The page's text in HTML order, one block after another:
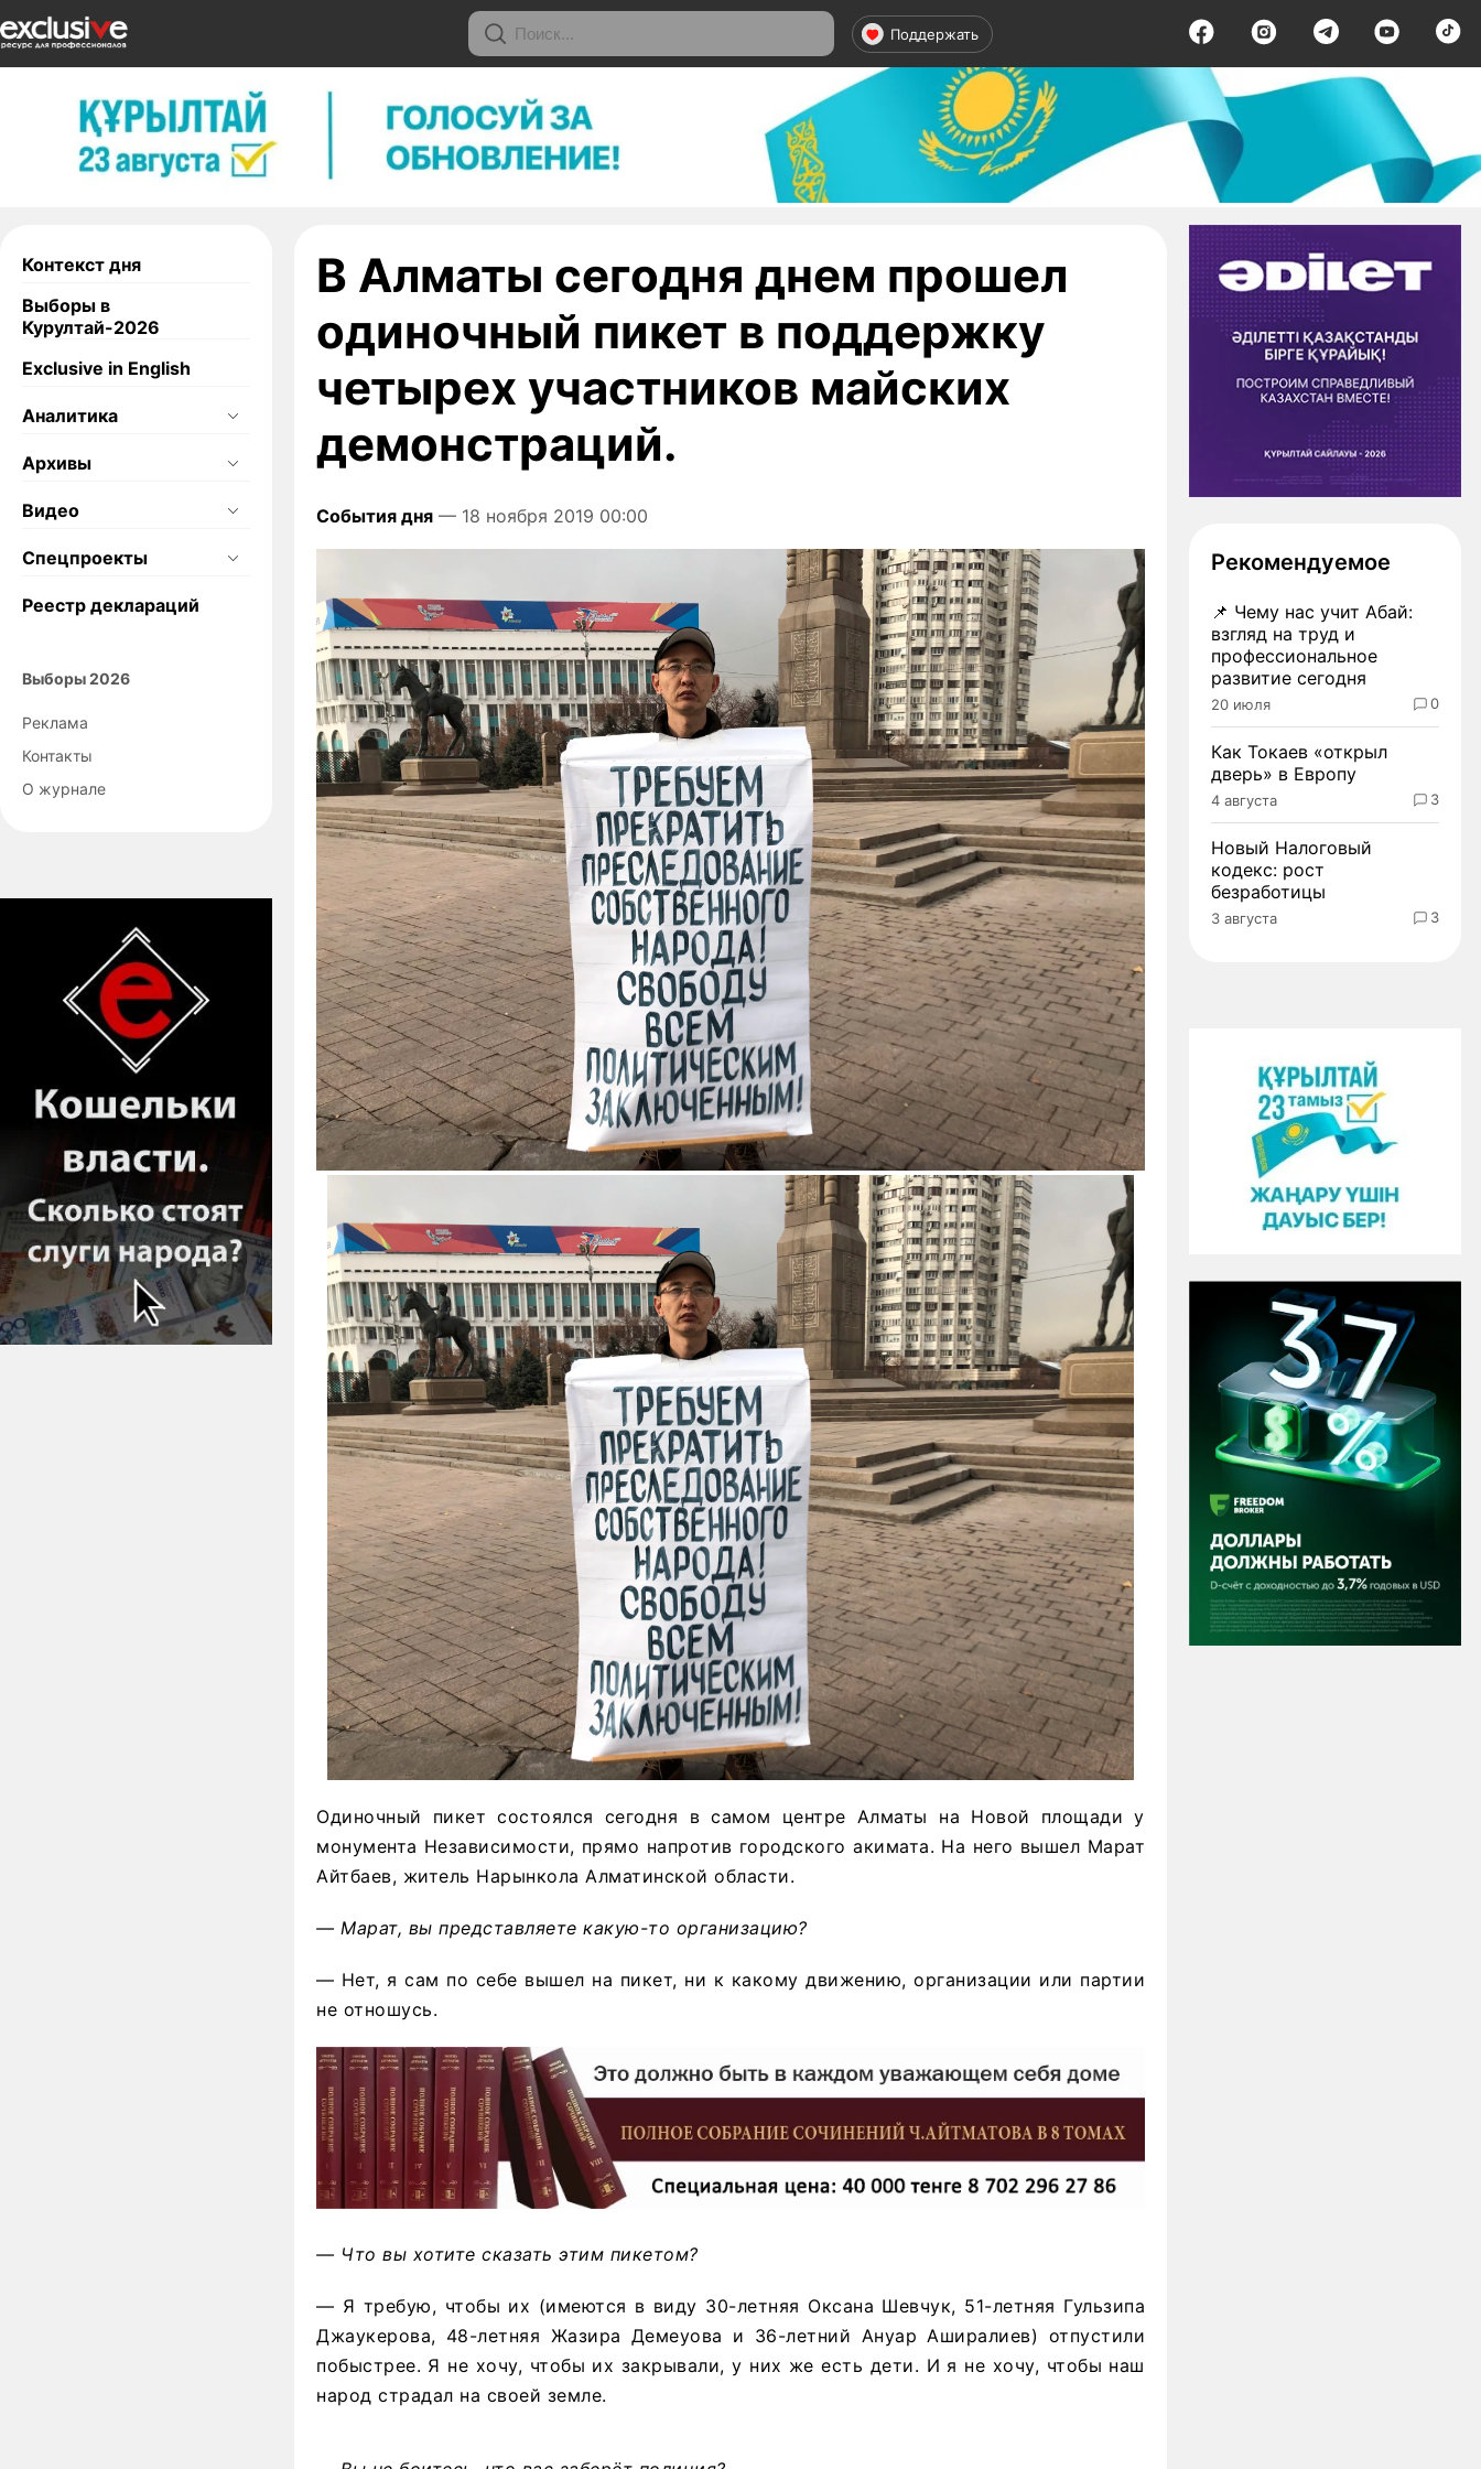
Поддержать
Контекст дня
Выборы в
Курултай-2026
Exclusive in English
Аналитика
Архивы
Видео
Спецпроекты
Реестр деклараций
Выборы 2026
Реклама
Контакты
О журнале
В Алматы сегодня днем прошел
одиночный пикет в поддержку
четырех участников майских
демонстраций.
События дня — 18 ноября 2019 00:00
Одиночный пикет состоялся сегодня в самом центре Алматы на Новой площади у
монумента Независимости, прямо напротив городского акимата. На него вышел Марат
Айтбаев, житель Нарынкола Алматинской области.
— Марат, вы представляете какую-то организацию?
— Нет, я сам по себе вышел на пикет, ни к какому движению, организации или партии
не отношусь.
— Что вы хотите сказать этим пикетом?
— Я требую, чтобы их (имеются в виду 30-летняя Оксана Шевчук, 51-летняя Гульзипа
Джаукерова, 48-летняя Жазира Демеуова и 36-летний Ануар Аширалиев) отпустили
побыстрее. Я не хочу, чтобы их закрывали, у них же есть дети. И я не хочу, чтобы наш
народ страдал на своей земле.
Рекомендуемое
📌 Чему нас учит Абай:
взгляд на труд и
профессиональное
развитие сегодня
20 июля 0
Как Токаев «открыл
дверь» в Европу
4 августа 3
Новый Налоговый
кодекс: рост
безработицы
3 августа 3